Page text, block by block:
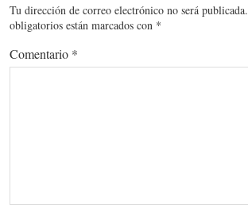
Tu dirección de correo electrónico no será publicada.
obligatorios están marcados con *
Comentario *